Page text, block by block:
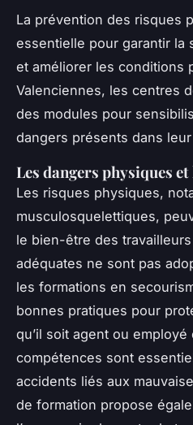
La prévention des risques
essentielle pour garantir la
et améliorer les conditions
Valenciennes, les centres
des modules pour
dangers présents dans
Les dangers physiques
Les risques physiques,
musculosquelettiques,
le bien-être des
adéquates ne sont pas
les formations en
bonnes pratiques pour
qu’il soit agent ou
compétences sont
accidents liés aux
de formation propose